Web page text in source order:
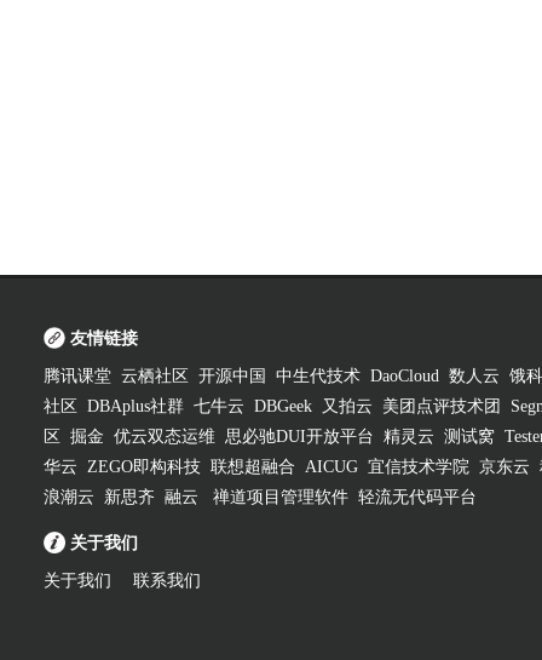
友情链接
腾讯课堂 云栖社区 开源中国 中生代技术 DaoCloud 数人云 饿
社区
DBAplus社群 七牛云 DBGeek 又拍云 美团点评技术团
区
掘金 优云双态运维 思必驰DUI开放平台 精灵云 测试窝
华云 ZEGO即构科技 联想超融合 AICUG 宜信技术学院 京东云
浪潮云
新思齐 融云 禅道项目管理软件 轻流无代码平台
关于我们
关于我们 联系我们